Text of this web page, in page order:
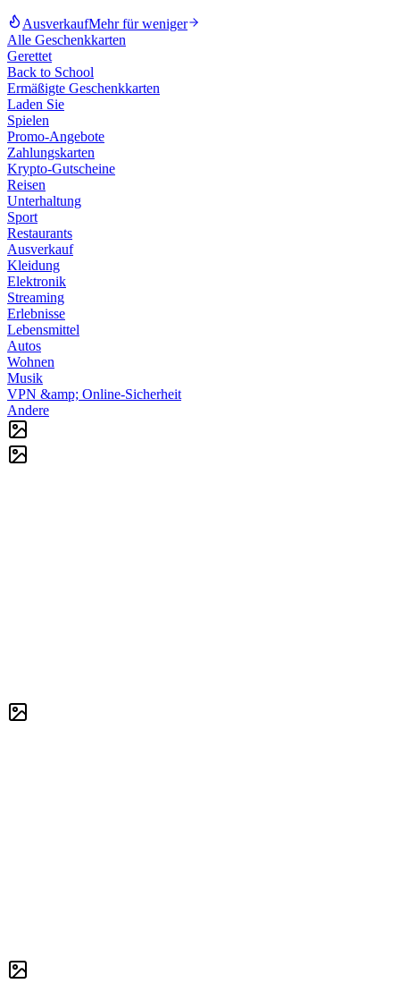
AusverkaufMehr für weniger
Alle Geschenkkarten
Gerettet
Back to School
Ermäßigte Geschenkkarten
Laden Sie
Spielen
Promo-Angebote
Zahlungskarten
Krypto-Gutscheine
Reisen
Unterhaltung
Sport
Restaurants
Ausverkauf
Kleidung
Elektronik
Streaming
Erlebnisse
Lebensmittel
Autos
Wohnen
Musik
VPN &amp; Online-Sicherheit
Andere